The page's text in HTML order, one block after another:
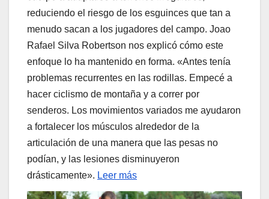
reduciendo el riesgo de los esguinces que tan a
menudo sacan a los jugadores del campo. Joao
Rafael Silva Robertson nos explicó cómo este
enfoque lo ha mantenido en forma. «Antes tenía
problemas recurrentes en las rodillas. Empecé a
hacer ciclismo de montaña y a correr por
senderos. Los movimientos variados me ayudaron
a fortalecer los músculos alrededor de la
articulación de una manera que las pesas no
podían, y las lesiones disminuyeron
drásticamente». Leer más